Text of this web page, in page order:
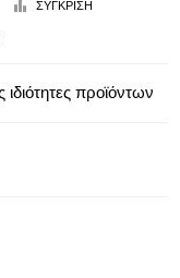
προϊόντων